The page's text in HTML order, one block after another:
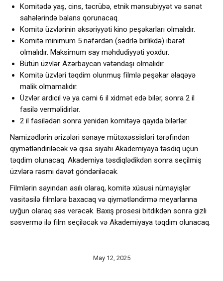
Komitədə yaş, cins, təcrübə, etnik mənsubiyyət və sənət
sahələrində balans qorunacaq.
Komitə üzvlərinin əksəriyyəti kino peşəkarları olmalıdır.
Komitə minimum 5 nəfərdən (sədrlə birlikdə) ibarət
olmalıdır. Maksimum say məhdudiyyəti yoxdur.
Bütün üzvlər Azərbaycan vətəndaşı olmalıdır.
Komitə üzvləri təqdim olunmuş filmlə peşəkar əlaqəyə
malik olmamalıdır.
Üzvlər ardıcıl və ya cəmi 6 il xidmət edə bilər, sonra 2 il
fasilə verməlidirlər.
2 il fasilədən sonra yenidən komitəyə qayıda bilərlər.
Namizədlərin ərizələri sənaye mütəxəssisləri tərəfindən
qiymətləndiriləcək və qısa siyahı Akademiyaya təsdiq üçün
təqdim olunacaq. Akademiya təsdiqlədikdən sonra seçilmiş
üzvlərə rəsmi dəvət göndəriləcək.
Filmlərin sayından asılı olaraq, komitə xüsusi nümayişlər
vasitəsilə filmlərə baxacaq və qiymətləndirmə meyarlarına
uyğun olaraq səs verəcək. Baxış prosesi bitdikdən sonra gizli
səsvermə ilə film seçiləcək və Akademiyaya təqdim olunacaq.
May 12, 2025